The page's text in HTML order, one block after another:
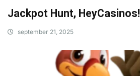
Jackpot Hunt, HeyCasinos!
september 21, 2025